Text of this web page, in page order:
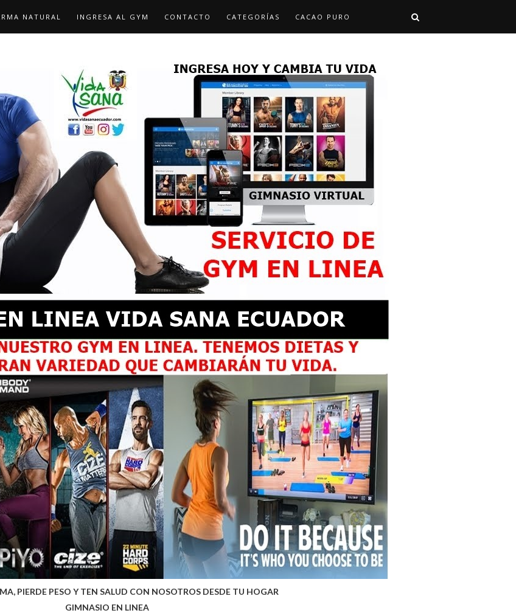
NATURAL INGRESA AL GYM CONTACTO CATEGORÍAS CACAO PURO
PIERDE PESO Y TEN SALUD CON NOSOTROS DESDE TU HOGAR
GIMNASIO EN LINEA